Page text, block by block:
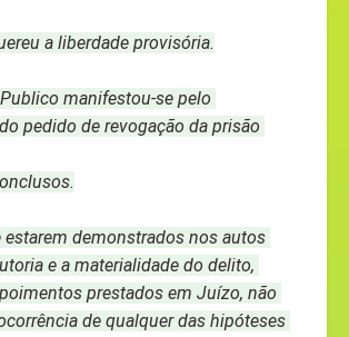
a liberdade provisória.
manifestou-se pelo
pedido de revogação da prisão
estarem demonstrados nos autos
e a materialidade do delito,
prestados em Juízo, não
de qualquer das hipóteses